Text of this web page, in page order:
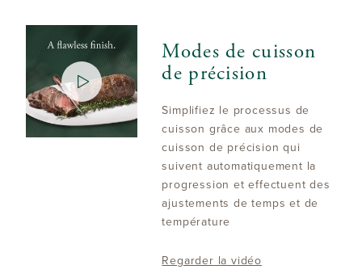
Modes de cuisson
de précision
Simplifiez le processus de
cuisson grâce aux modes de
cuisson de précision qui
suivent automatiquement la
progression et effectuent des
ajustements de temps et de
température
Regarder la vidéo